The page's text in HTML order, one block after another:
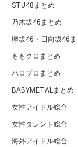
STU48まとめ
乃木坂46まとめ
欅坂46・日向坂46ま
ももクロまとめ
ハロプロまとめ
BABYMETALまとめ
女性アイドル総合
女性タレント総合
海外アイドル総合